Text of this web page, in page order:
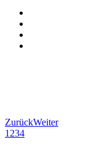
ZurückWeiter
1 234